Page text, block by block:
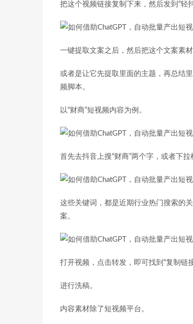
把这个视频链接复制下来，然后发到“轻
一键提取文案之后，然后把这个文案素
或者是让它先提取里面的主题，再总结
频脚本。
以“财商”短视频内容为例。
首先去抖音上搜“财商”两个字，或者下拉
这些关键词，都是近期行业热门搜索的
案。
打开视频，点击转发，即可找到“复制链
进行洗稿。
内容素材除了短视频平台。